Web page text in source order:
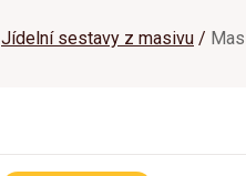
Jídelní sestavy z masivu